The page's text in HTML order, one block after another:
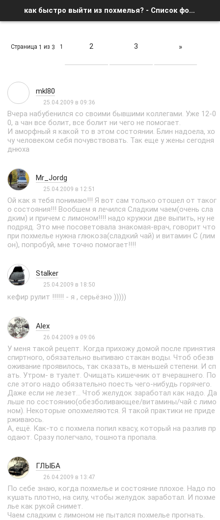
как быстро выйти из похмелья? - Список форумов
Страница 1 из 3 1 2 3 »
mkl80
25.04.2009 в 09:36
Вчера набубенился со своими бывшими коллегами. Уже 12-0
0, а чан все болит, все болит ни чего не помогает.
И аморфный я какой то в этом состоянии. Блин надоела, хо
чу человеком себя почувствовать. Так еще у жены сегодня
днюха
Mr_Jordg
25.04.2009 в 12:51
Ой как я тебя понимаю!!! Я вот сам только отошел от таког
о состояния!!! Вообшем я лечился Сладким чаем(очень сла
дким) и причем с лимоном!!!! надо кружки две выпить, ну не
подряд. Это мне посоветовала знакомая-врач, говорит что
при похмелье нужна глюкоза(сладкий чай) и витамин С (лим
он), попробуй, мне точно помогает!!!!
Stalker
25.04.2009 в 18:50
кефир рулит !!!!!! - я , серьёзно )))))
Alex
26.04.2009 в 09:06
У меня такой рецепт. Когда прихожу домой после принятия
спиртного, обязательно выпиваю стакан воды. Чтоб обезв
оживание проявилось, так сказать, в меньшей степени. И сп
ать. Утром- в туалет. Очищать кишечник от вчерашнего. По
сле этого надо обязательно поесть чего-нибудь горячего.
Даже если не лезет... Чтоб желудок заработал как надо. Да
льше по состоянию(обезболивающее/витамины/чай с лимо
ном). Некоторые опохмеляются. Я такой практики не приде
рживаюсь.
А, ещё. Как-то с похмела попил квасу, который на разлив пр
одают. Сразу полегчало, тошнота пропала.
ГЛЫБА
26.04.2009 в 13:47
По себе знаю, когда похмелье и состояние плохое. Надо по
кушать плотно, на силу, чтобы желудок заработал. И похме
лье как рукой снимет.
Чаем сладким с лимоном не пытался похмелье прогнать.